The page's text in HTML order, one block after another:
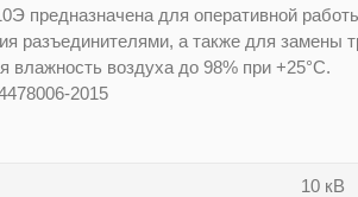
для оперативной
разъединителями, а также для замены
Относительная
2015
10 кВ